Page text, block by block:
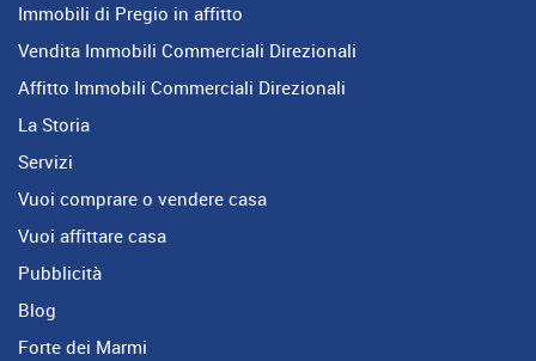
Immobili di Pregio in affitto
Vendita Immobili Commerciali Direzionali
Affitto Immobili Commerciali Direzionali
La Storia
Servizi
Vuoi comprare o vendere casa
Vuoi affittare casa
Pubblicità
Blog
Forte dei Marmi